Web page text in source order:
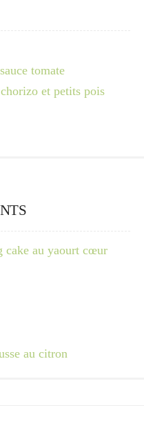
tomate
et petits pois
cake au yaourt cœur
au citron